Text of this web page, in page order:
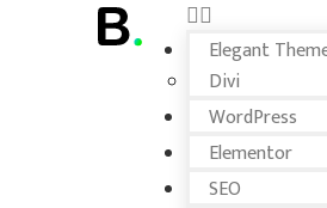
Elegant
Divi
WordPress
Elementor
SEO